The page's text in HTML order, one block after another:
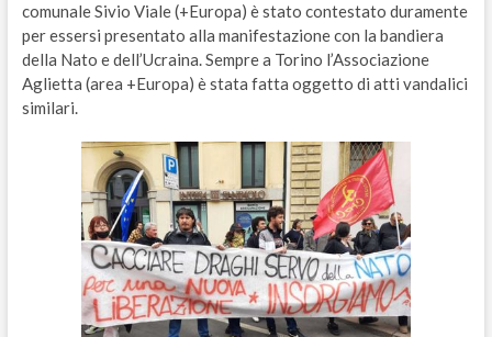
comunale Sivio Viale (+Europa) è stato contestato duramente
per essersi presentato alla manifestazione con la bandiera
della Nato e dell’Ucraina. Sempre a Torino l’Associazione
Aglietta (area +Europa) è stata fatta oggetto di atti vandalici
similari.